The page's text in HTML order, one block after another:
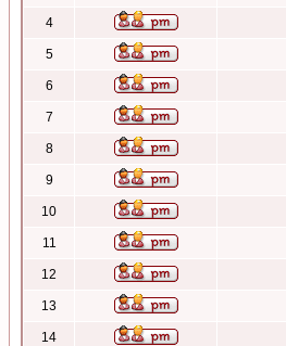
4
5
6
7
8
9
10
11
12
13
14